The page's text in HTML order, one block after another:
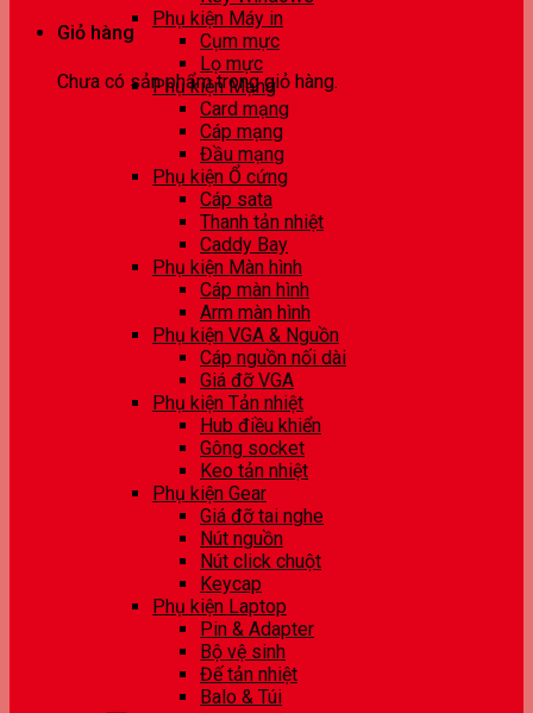
Giỏ hàng
Chưa có sản phẩm trong giỏ hàng.
Phụ kiện Máy in
Cụm mực
Lọ mực
Phụ kiện Mạng
Card mạng
Cáp mạng
Đầu mạng
Phụ kiện Ổ cứng
Cáp sata
Thanh tản nhiệt
Caddy Bay
Phụ kiện Màn hình
Cáp màn hình
Arm màn hình
Phụ kiện VGA & Nguồn
Cáp nguồn nối dài
Giá đỡ VGA
Phụ kiện Tản nhiệt
Hub điều khiển
Gông socket
Keo tản nhiệt
Phụ kiện Gear
Giá đỡ tai nghe
Nút nguồn
Nút click chuột
Keycap
Phụ kiện Laptop
Pin & Adapter
Bộ vệ sinh
Đế tản nhiệt
Balo & Túi